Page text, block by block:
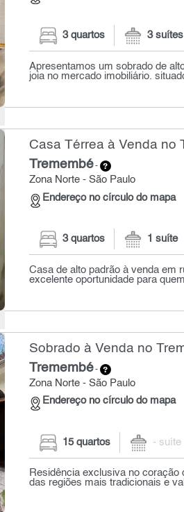
3 quartos 3 suítes
Apresentamos um sobrado de
joia no mercado imobiliário.
Casa Térrea à Venda no
Tremembé-
Zona Norte - São Paulo
Endereço no círculo do mapa
3 quartos 1 suíte
Casa de alto padrão à venda em
excelente oportunidade para
Sobrado à Venda no
Tremembé-
Zona Norte - São Paulo
Endereço no círculo do mapa
15 quartos - suíte
Residência exclusiva no coração
das regiões mais tradicionais e